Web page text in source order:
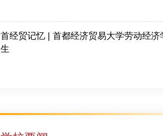
首经贸记忆 | 首都经济贸易大学劳动经济
生